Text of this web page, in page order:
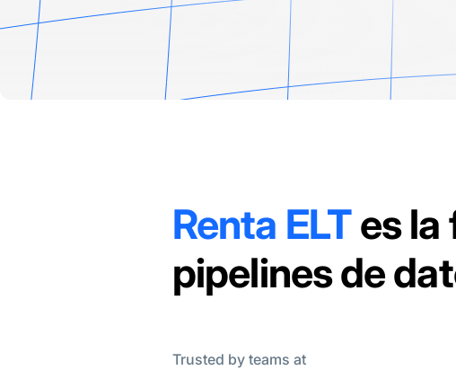
Renta ELTes la
pipelines de
Trusted by teams at